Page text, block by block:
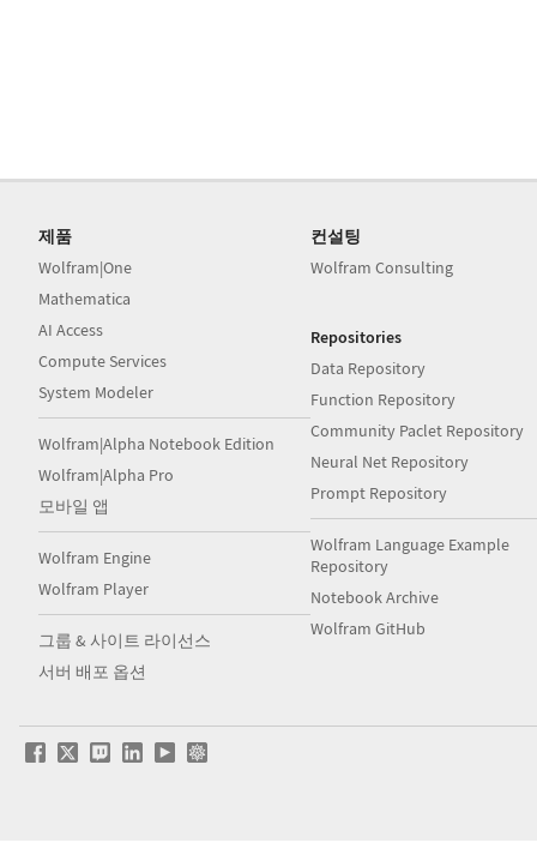
제품
Wolfram|One
Mathematica
AI Access
Compute Services
System Modeler
Wolfram|Alpha Notebook Edition
Wolfram|Alpha Pro
모바일 앱
Wolfram Engine
Wolfram Player
그룹 & 사이트 라이선스
서버 배포 옵션
컨설팅
Wolfram Consulting
Repositories
Data Repository
Function Repository
Community Paclet Repository
Neural Net Repository
Prompt Repository
Wolfram Language Example
Repository
Notebook Archive
Wolfram GitHub